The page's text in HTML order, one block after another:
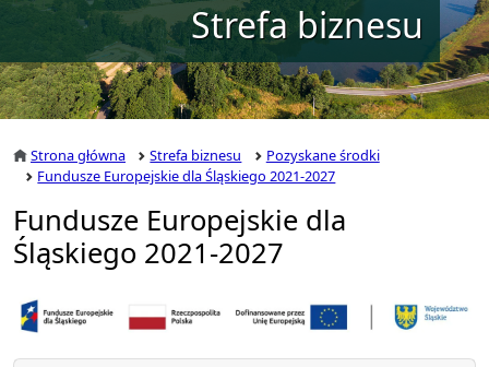
Strefa biznesu
Strona główna Strefa biznesu
Pozyskane środki
Fundusze Europejskie dla Śląskiego 2021-2027
Fundusze Europejskie dla
Śląskiego 2021-2027